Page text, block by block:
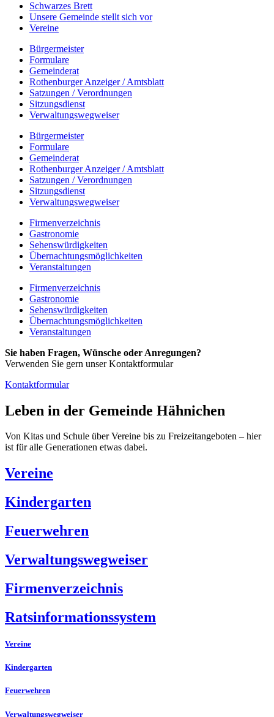
Schwarzes Brett
Unsere Gemeinde stellt sich vor
Vereine
Bürgermeister
Formulare
Gemeinderat
Rothenburger Anzeiger / Amtsblatt
Satzungen / Verordnungen
Sitzungsdienst
Verwaltungswegweiser
Bürgermeister
Formulare
Gemeinderat
Rothenburger Anzeiger / Amtsblatt
Satzungen / Verordnungen
Sitzungsdienst
Verwaltungswegweiser
Firmenverzeichnis
Gastronomie
Sehenswürdigkeiten
Übernachtungsmöglichkeiten
Veranstaltungen
Firmenverzeichnis
Gastronomie
Sehenswürdigkeiten
Übernachtungsmöglichkeiten
Veranstaltungen
Sie haben Fragen, Wünsche oder Anregungen?
Verwenden Sie gern unser Kontaktformular
Kontaktformular
Leben in der Gemeinde Hähnichen
Von Kitas und Schule über Vereine bis zu Freizeitangeboten – hier
ist für alle Generationen etwas dabei.
Vereine
Kindergarten
Feuerwehren
Verwaltungswegweiser
Firmenverzeichnis
Ratsinformationssystem
Vereine
Kindergarten
Feuerwehren
Verwaltungswegweiser